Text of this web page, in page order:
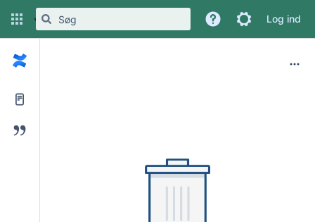
Log ind